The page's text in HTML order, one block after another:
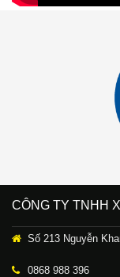
CÔNG TY TNHH
Số 213 Nguyễn
0868 988 396